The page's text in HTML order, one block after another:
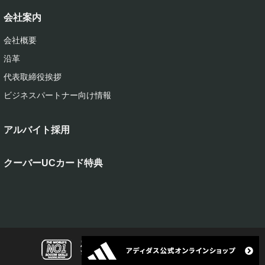
会社案内
会社概要
沿革
代表取締役挨拶
ビジネスパートナー向け情報
アルバイト採用
クーバーUCカード特典